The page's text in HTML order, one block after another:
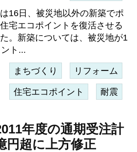
16日、被災地以外の新築でポ
宅エコポイントを復活させる
。新築については、被災地が1
ト...
まちづくり リフォーム
住宅エコポイント 耐震
年度の通期受注計
円超に上方修正